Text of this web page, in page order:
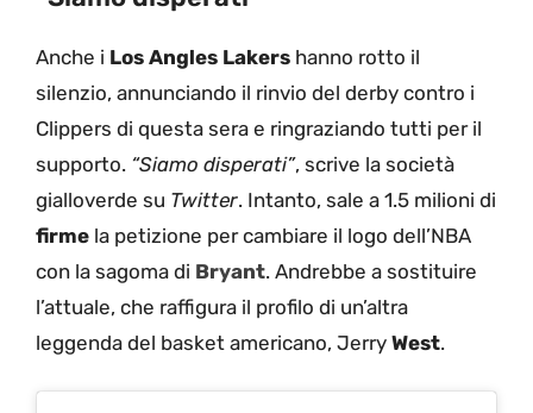
Anche i Los Angles Lakers hanno rotto il
silenzio, annunciando il rinvio del derby contro i
Clippers di questa sera e ringraziando tutti per il
supporto. “Siamo disperati”, scrive la società
gialloverde su Twitter. Intanto, sale a 1.5 milioni di
firme la petizione per cambiare il logo dell’NBA
con la sagoma di Bryant. Andrebbe a sostituire
l’attuale, che raffigura il profilo di un’altra
leggenda del basket americano, Jerry West.